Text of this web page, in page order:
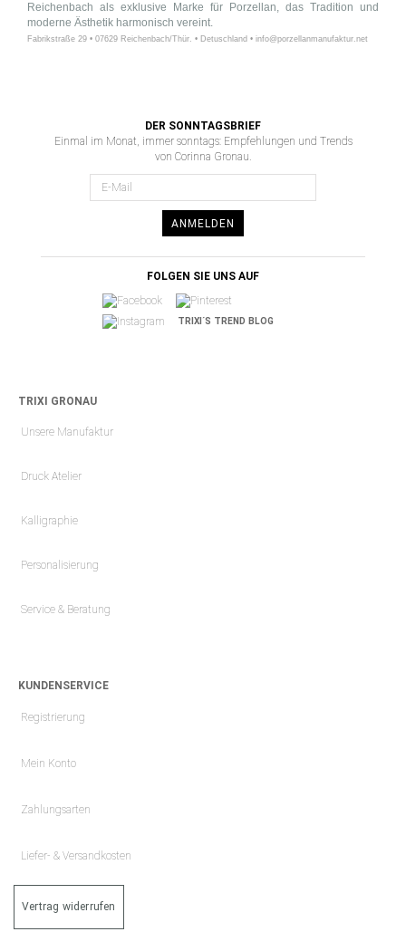
Reichenbach als exklusive Marke für Porzellan, das Tradition und
moderne Ästhetik harmonisch vereint.
Fabrikstraße 29 • 07629 Reichenbach/Thür. • Detuschland • info@porzellanmanufaktur.net
DER SONNTAGSBRIEF
Einmal im Monat, immer sonntags: Empfehlungen und Trends
von Corinna Gronau.
ANMELDEN
FOLGEN SIE UNS AUF
TRIXI´S TREND BLOG
TRIXI GRONAU
Unsere Manufaktur
Druck Atelier
Kalligraphie
Personalisierung
Service & Beratung
KUNDENSERVICE
Registrierung
Mein Konto
Zahlungsarten
Liefer- & Versandkosten
Vertrag widerrufen